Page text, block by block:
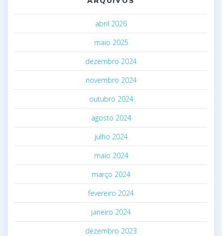
abril 2026
maio 2025
dezembro 2024
novembro 2024
outubro 2024
agosto 2024
julho 2024
maio 2024
março 2024
fevereiro 2024
janeiro 2024
dezembro 2023